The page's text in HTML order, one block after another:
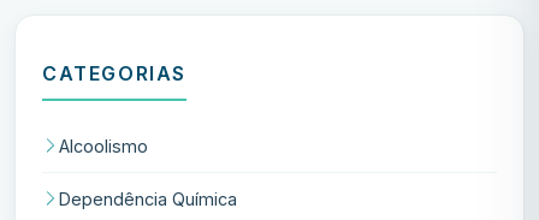
CATEGORIAS
Alcoolismo
Dependência Química